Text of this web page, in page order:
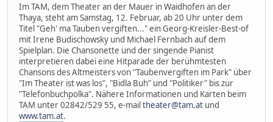
Im TAM, dem Theater an der Mauer in Waidhofen an der
Thaya, steht am Samstag, 12. Februar, ab 20 Uhr unter dem
Titel "Geh' ma Tauben vergiften..." ein Georg-Kreisler-Best-of
mit Irene Budischowsky und Michael Fernbach auf dem
Spielplan. Die Chansonette und der singende Pianist
interpretieren dabei eine Hitparade der berühmtesten
Chansons des Altmeisters von "Taubenvergiften im Park" über
"Im Theater ist was los", "Bidla Buh" und "Politiker" bis zur
"Telefonbuchpolka". Nähere Informationen und Karten beim
TAM unter 02842/529 55, e-mailtheater@tam.at und
www.tam.at.